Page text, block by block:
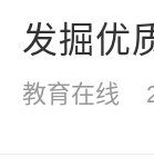
发掘优
教育在线